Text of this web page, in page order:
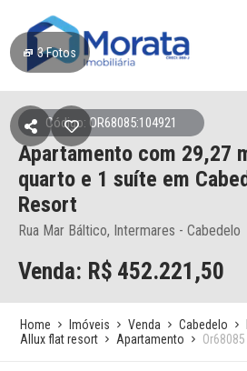
3Fotos
Código: OR68085:104921
Apartamento com 29,27
quarto e 1 suíte em
Resort
Rua Mar Báltico, Intermares - Cabedelo
Venda: R$ 452.221,50
Home Imóveis Venda Cabedelo
Allux flat resort
Apartamento